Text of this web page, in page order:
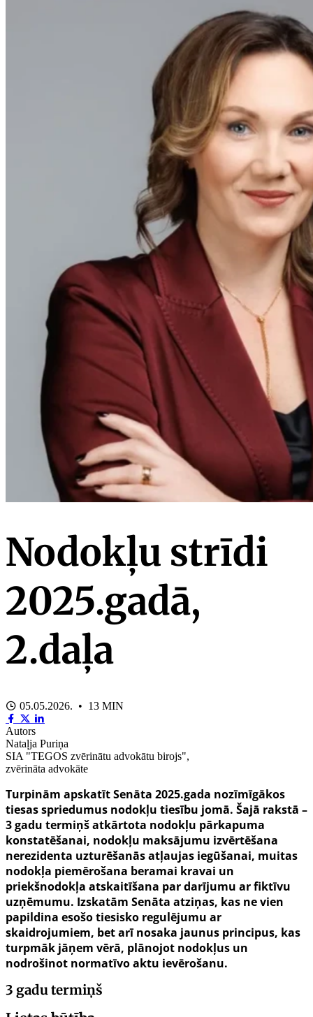
Nodokļu strīdi
2025.gadā,
2.daļa
05.05.2026. • 13 MIN
Autors
Nataļja Puriņa
SIA "TEGOS zvērinātu advokātu birojs",
zvērināta advokāte
Turpinām apskatīt Senāta 2025.gada nozīmīgākos
tiesas spriedumus nodokļu tiesību jomā. Šajā rakstā –
3 gadu termiņš atkārtota nodokļu pārkapuma
konstatēšanai, nodokļu maksājumu izvērtēšana
nerezidenta uzturēšanās atļaujas iegūšanai, muitas
nodokļa piemērošana beramai kravai un
priekšnodokļa atskaitīšana par darījumu ar fiktīvu
uzņēmumu. Izskatām Senāta atziņas, kas ne vien
papildina esošo tiesisko regulējumu ar
skaidrojumiem, bet arī nosaka jaunus principus, kas
turpmāk jāņem vērā, plānojot nodokļus un
nodrošinot normatīvo aktu ievērošanu.
3 gadu termiņš